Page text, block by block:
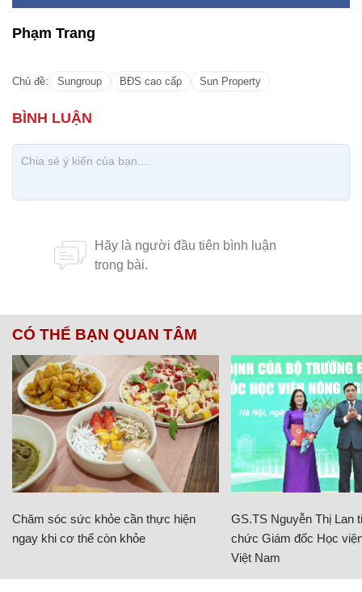
Phạm Trang
Chủ đề: Sungroup BĐS cao cấp Sun Property
CÓ THỂ BẠN QUAN TÂM
Chăm sóc sức khỏe cần thực hiện
ngay khi cơ thể còn khỏe
GS.TS Nguyễn Thị Lan
chức Giám đốc Học
Việt Nam